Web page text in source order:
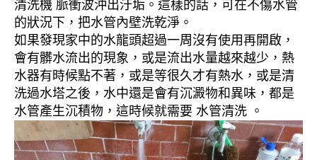
清洗機 脈衝波沖出汙垢。這樣的話，可在不傷水管
的狀況下，把水管內壁洗乾淨。
如果發現家中的水龍頭超過一周沒有使用再開啟，
會有髒水流出的現象，或是流出水量越來越少，熱
水器有時候點不著，或是等很久才有熱水，或是清
洗過水塔之後，水中還是會有沉澱物和異味，都是
水管產生沉積物，這時候就需要 水管清洗 。